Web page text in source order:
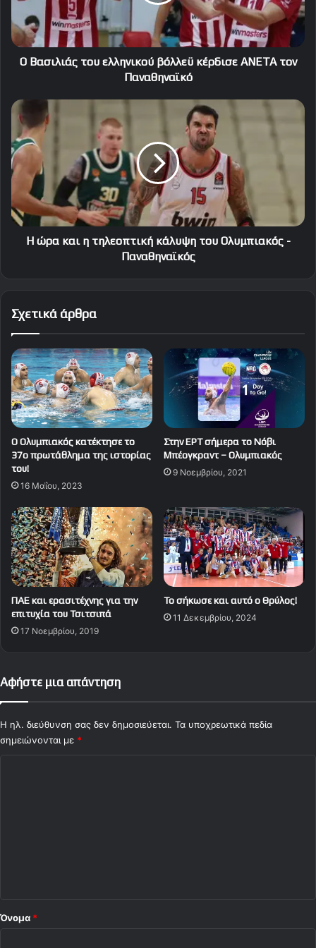
ΑΝΕΤΑ
τον
Παναθηναϊκό
Ο Βασιλιάς του ελληνικού βόλλεϋ κέρδισε ΑΝΕΤΑ τον
Παναθηναϊκό
Η
ώρα
και
η
τηλεοπτική
κάλυψη
Ολυμπιακός
-
Παναθηναϊκός
Η ώρα και η τηλεοπτική κάλυψη του Ολυμπιακός -
Παναθηναϊκός
Σχετικά άρθρα
Ο Ολυμπιακός κατέκτησε το
37ο πρωτάθλημα της ιστορίας
του!
16 Μαΐου, 2023
Στην ΕΡΤ σήμερα το Νόβι
Μπέογκραντ – Ολυμπιακός
9 Νοεμβρίου, 2021
ΠΑΕ και ερασιτέχνης για την
επιτυχία του Τσιτσιπά
17 Νοεμβρίου, 2019
Το σήκωσε και αυτό ο Θρύλος!
11 Δεκεμβρίου, 2024
Αφήστε μια απάντηση
Η ηλ. διεύθυνση σας δεν δημοσιεύεται. Τα υποχρεωτικά πεδία
σημειώνονται με *
Όνομα *